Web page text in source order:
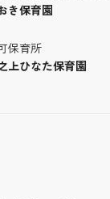
き保育園
保育所
上ひなた保育園